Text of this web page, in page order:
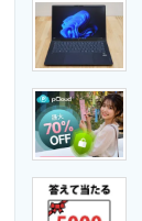
導入・活用を支援
の専門メディア